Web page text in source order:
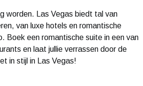
worden. Las Vegas biedt tal van
van luxe hotels en romantische
Boek een romantische suite in een van
en laat jullie verrassen door de
in stijl in Las Vegas!